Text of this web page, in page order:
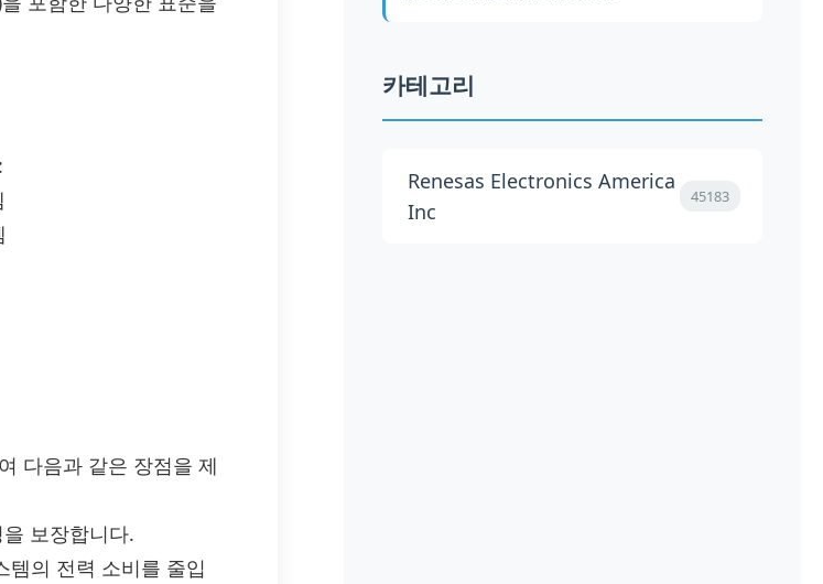
다음과 같은 장점을 제
보장합니다.
템의 전력 소비를 줄입
카테고리
Renesas Electronics America
Inc
45183